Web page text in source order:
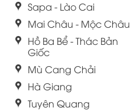
Sapa - Lào Cai
Mai Châu - Mộc Châu
Hồ Ba Bể - Thác Bản
Giốc
Mù Cang Chải
Hà Giang
Tuyên Quang